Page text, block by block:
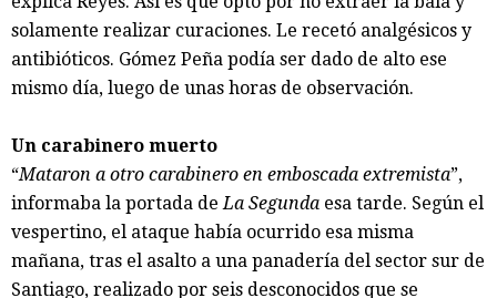
solamente realizar curaciones. Le recetó analgésicos y
antibióticos. Gómez Peña podía ser dado de alto ese
mismo día, luego de unas horas de observación.
Un carabinero muerto
“Mataron a otro carabinero en emboscada extremista”,
informaba la portada deLa Segunda esa tarde. Según el
vespertino, el ataque había ocurrido esa misma
mañana, tras el asalto a una panadería del sector sur de
Santiago, realizado por seis desconocidos que se